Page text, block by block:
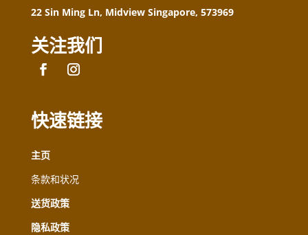
22 Sin Ming Ln, Midview Singapore, 573969
关注我们
快速链接
主页
条款和状况
送货政策
隐私政策